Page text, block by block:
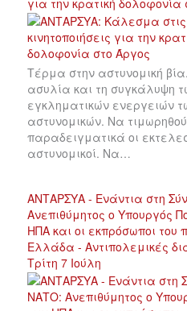
Τέρμα στην αστυνομική
ασυλία και τη συγκάλυψη
εγκληματικών ενεργειών
αστυνομικών. Να
παραδειγματικά οι
αστυνομικοί. Να…
ΑΝΤΑΡΣΥΑ - Ενάντια στη
Ανεπιθύμητος ο Υπουργός
ΗΠΑ και οι εκπρόσωποι του
Ελλάδα - Αντιπολεμικές
Τρίτη 7 Ιούλη